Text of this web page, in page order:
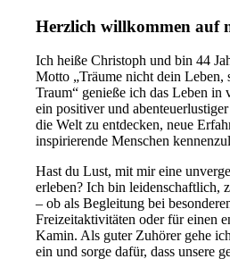
Herzlich willkommen auf
Ich heiße Christoph und bin 44
Motto „Träume nicht dein Leben,
Traum“ genieße ich das Leben
ein positiver und
die Welt zu entdecken, neue
inspirierende Menschen
Hast du Lust, mit mir eine
erleben? Ich bin leidenschaftlich,
– ob als Begleitung bei
Freizeitaktivitäten oder für einen
Kamin. Als guter Zuhörer gehe
ein und sorge dafür, dass unsere